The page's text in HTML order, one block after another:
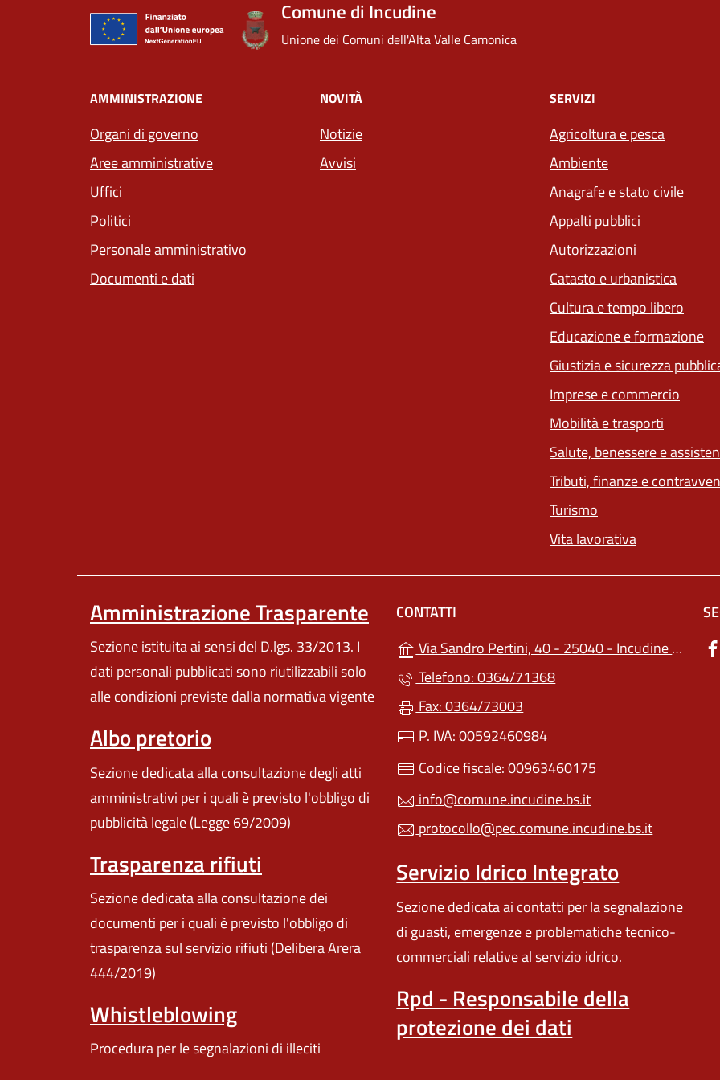
Comune di Incudine
Unione dei Comuni dell'Alta Valle Camonica
AMMINISTRAZIONE
Organi di governo
Aree amministrative
Uffici
Politici
Personale amministrativo
Documenti e dati
NOVITÀ
Notizie
Avvisi
SERVIZI
Agricoltura e pesca
Ambiente
Anagrafe e stato civile
Appalti pubblici
Autorizzazioni
Catasto e urbanistica
Cultura e tempo libero
Educazione e formazione
Giustizia e sicurezza
Imprese e commercio
Mobilità e trasporti
Salute, benessere e
Tributi, finanze e
Turismo
Vita lavorativa
Amministrazione Trasparente
Sezione istituita ai sensi del D.lgs. 33/2013. I
dati personali pubblicati sono riutilizzabili solo
alle condizioni previste dalla normativa vigente
Albo pretorio
Sezione dedicata alla consultazione degli atti
amministrativi per i quali è previsto l'obbligo di
pubblicità legale (Legge 69/2009)
Trasparenza rifiuti
Sezione dedicata alla consultazione dei
documenti per i quali è previsto l'obbligo di
trasparenza sul servizio rifiuti (Delibera Arera
444/2019)
Whistleblowing
Procedura per le segnalazioni di illeciti
CONTATTI
Via Sandro Pertini, 40 - 25040 - Incudine (BS)
Telefono: 0364/71368
Fax: 0364/73003
P. IVA: 00592460984
Codice fiscale: 00963460175
info@comune.incudine.bs.it
protocollo@pec.comune.incudine.bs.it
Servizio Idrico Integrato
Sezione dedicata ai contatti per la segnalazione
di guasti, emergenze e problematiche tecnico-
commerciali relative al servizio idrico.
Rpd - Responsabile della
protezione dei dati